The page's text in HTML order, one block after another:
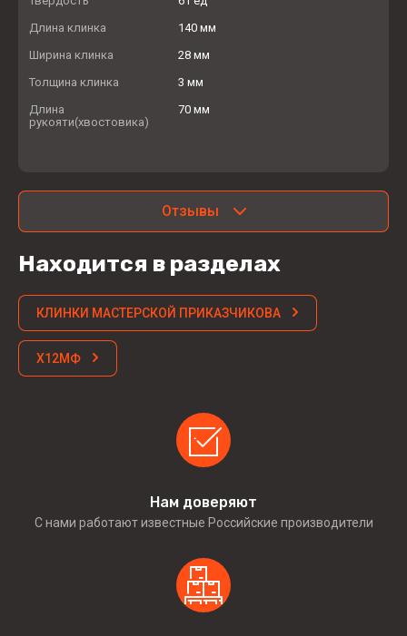
Длина клинка
140 мм
Ширина клинка
28 мм
Толщина клинка
3 мм
Длина
рукояти(хвостовика)
70 мм
Отзывы
Находится в разделах
КЛИНКИ МАСТЕРСКОЙ ПРИКАЗЧИКОВА
Х12МФ
Нам доверяют
С нами работают известные Российские производители